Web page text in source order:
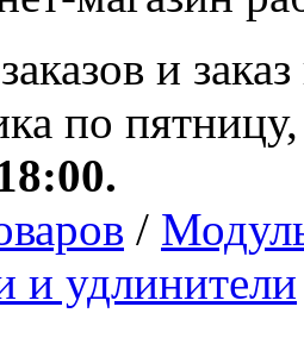
и
по пятницу,
/
и удлинители